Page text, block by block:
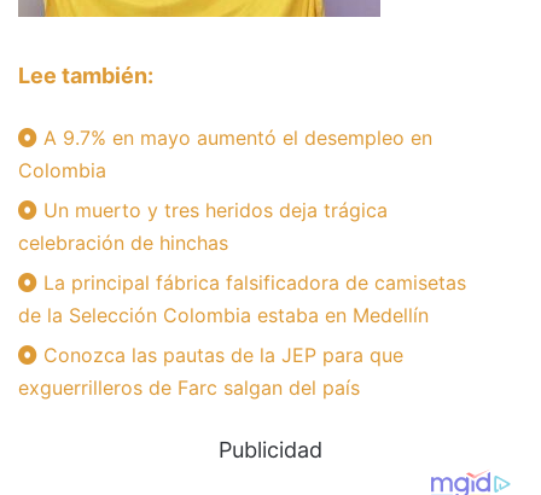
Lee también:
A 9.7% en mayo aumentó el desempleo en
Colombia
Un muerto y tres heridos deja trágica
celebración de hinchas
La principal fábrica falsificadora de camisetas
de la Selección Colombia estaba en Medellín
Conozca las pautas de la JEP para que
exguerrilleros de Farc salgan del país
Publicidad